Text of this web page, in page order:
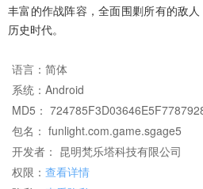
丰富的作战阵容，全面围剿所有的敌
历史时代。
语言： 简体
系统： Android
MD5：
包名： funlight.com.game.sgage5
开发者： 昆明梵乐塔科技有限公司
权限： 查看详情